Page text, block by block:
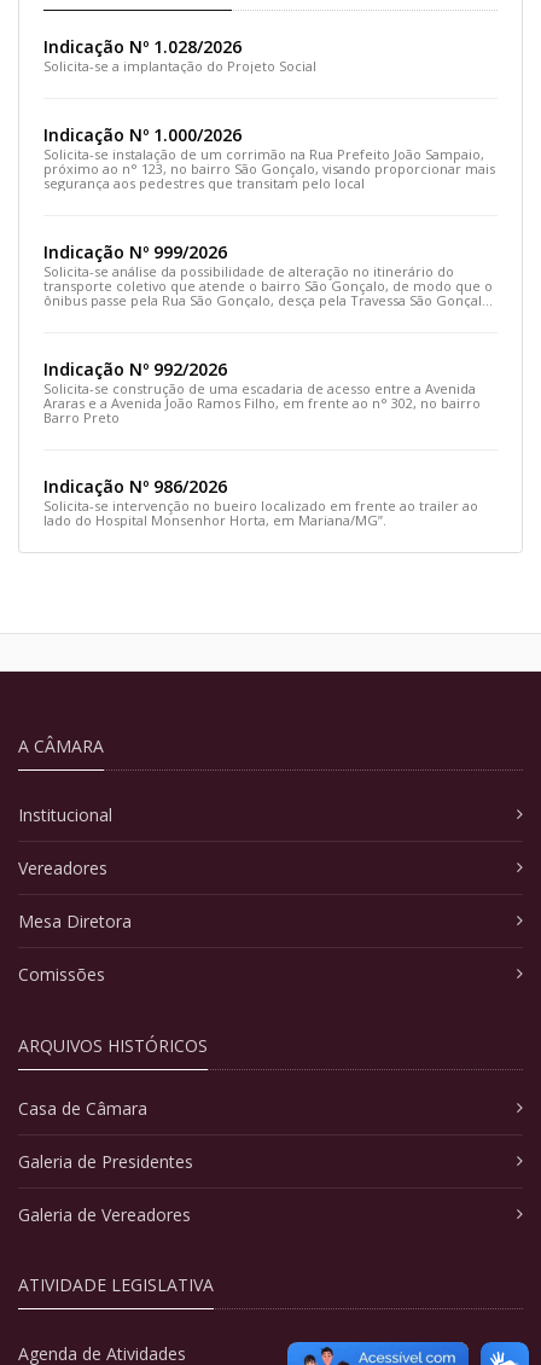
Indicação Nº 1.028/2026
Solicita-se a implantação do Projeto Social
Indicação Nº 1.000/2026
Solicita-se instalação de um corrimão na Rua Prefeito João Sampaio,
próximo ao n° 123, no bairro São Gonçalo, visando proporcionar mais
segurança aos pedestres que transitam pelo local
Indicação Nº 999/2026
Solicita-se análise da possibilidade de alteração no itinerário do
transporte coletivo que atende o bairro São Gonçalo, de modo que o
ônibus passe pela Rua São Gonçalo, desça pela Travessa São Gonçalo
Indicação Nº 992/2026
Solicita-se construção de uma escadaria de acesso entre a Avenida
Araras e a Avenida João Ramos Filho, em frente ao n° 302, no bairro
Barro Preto
Indicação Nº 986/2026
Solicita-se intervenção no bueiro localizado em frente ao trailer ao
lado do Hospital Monsenhor Horta, em Mariana/MG”.
A CÂMARA
Institucional
Vereadores
Mesa Diretora
Comissões
ARQUIVOS HISTÓRICOS
Casa de Câmara
Galeria de Presidentes
Galeria de Vereadores
ATIVIDADE LEGISLATIVA
Agenda de Atividades